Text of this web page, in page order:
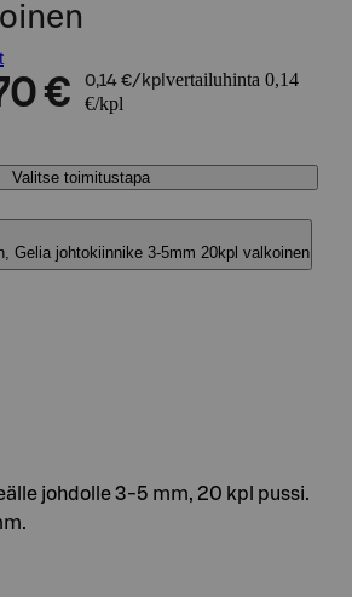
€ 0,14 €/kpl vertailuhinta 0,14
€/kpl
Valitse toimitustapa
Gelia johtokiinnike 3-5mm 20kpl valkoinen
johdolle 3-5 mm, 20 kpl pussi.